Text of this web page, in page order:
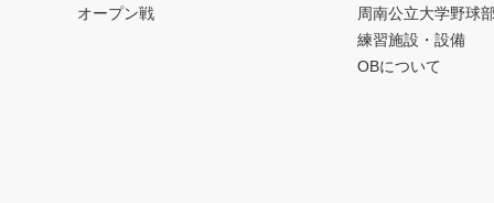
オープン戦
周南公立大学野球
練習施設・設備
OBについて